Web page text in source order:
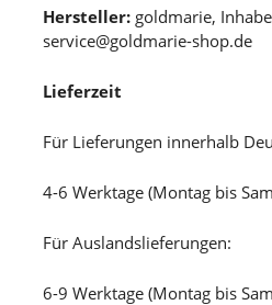
Hersteller: goldmarie,
service@goldmarie-shop.de
Lieferzeit
Für Lieferungen innerhalb
4-6 Werktage (Montag bis
Für Auslandslieferungen:
6-9 Werktage (Montag bis